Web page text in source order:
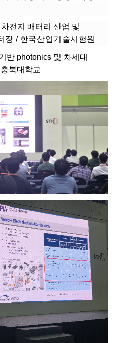
전지 배터리 산업 및
장 / 한국산업기술시험원
반 photonics 및 차세대
북대학교